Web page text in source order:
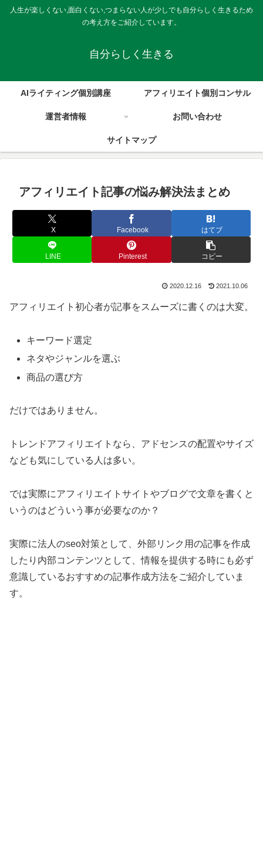
人生が楽しくない,面白くない,つまらない人が少しでも自分らしく生きるため
の考え方をご紹介しています。
自分らしく生きる
AIライティング個別講座 アフィリエイト個別コンサル
運営者情報 お問い合わせ
サイトマップ
アフィリエイト記事の悩み解決法まとめ
X Facebook はてブ
LINE Pinterest コピー
2020.12.16 2021.10.06
アフィリエイト初心者が記事をスムーズに書くのは大変。
キーワード選定
ネタやジャンルを選ぶ
商品の選び方
だけではありません。
トレンドアフィリエイトなら、アドセンスの配置やサイズ
なども気にしている人は多い。
では実際にアフィリエイトサイトやブログで文章を書くと
いうのはどういう事が必要なのか？
実際に法人のseo対策として、外部リンク用の記事を作成
したり内部コンテンツとして、情報を提供する時にも必ず
意識しているおすすめの記事作成方法をご紹介していま
す。